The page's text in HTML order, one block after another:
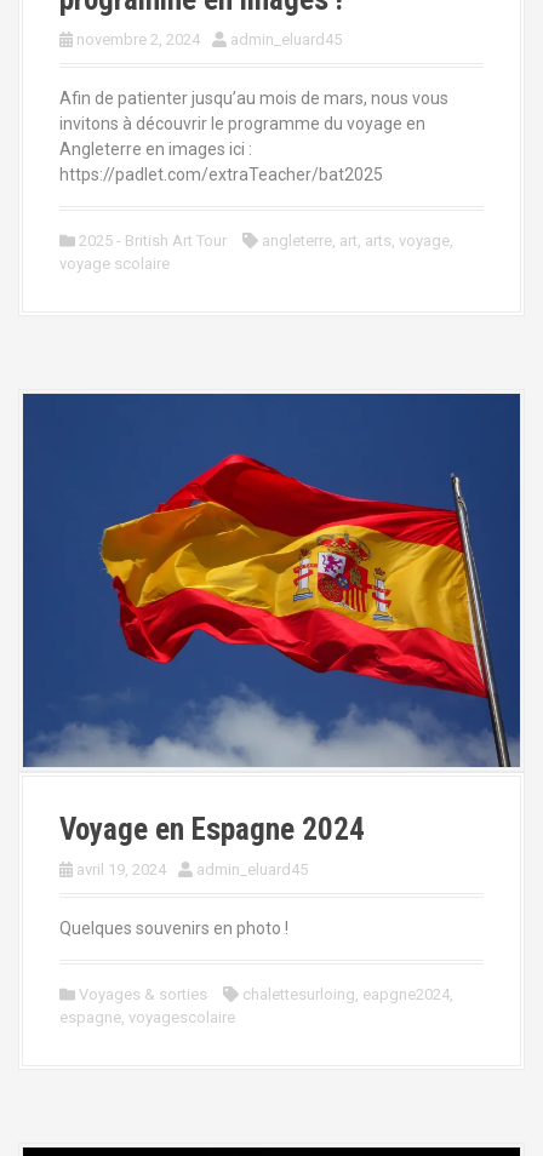
novembre 2, 2024 admin_eluard45
Afin de patienter jusqu’au mois de mars, nous vous
invitons à découvrir le programme du voyage en
Angleterre en images ici :
https://padlet.com/extraTeacher/bat2025
2025 - British Art Tour angleterre, art, arts, voyage,
voyage scolaire
Voyage en Espagne 2024
avril 19, 2024 admin_eluard45
Quelques souvenirs en photo !
Voyages & sorties chalettesurloing eapgne2024
espagne voyagescolaire